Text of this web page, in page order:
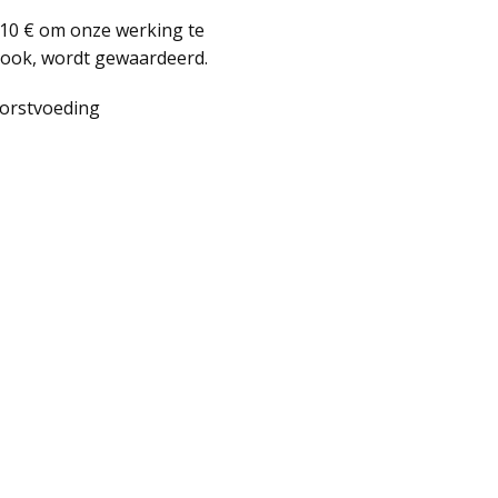
€ om onze werking te
wordt gewaardeerd.